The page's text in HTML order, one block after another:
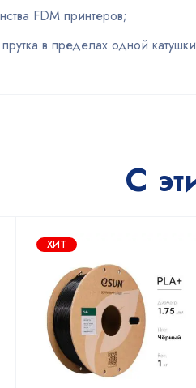
FDM принтеров;
в пределах одной
С
ХИТ